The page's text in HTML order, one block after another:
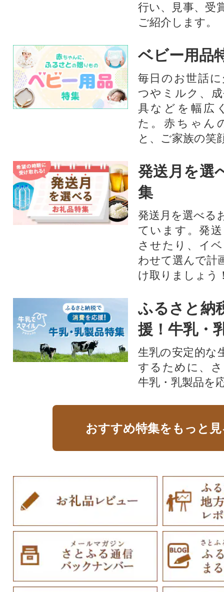
行い、見事、受
ご紹介します。
ベビー用品
毎日のお世話
つやミルク、
具などを幅広
た。赤ちゃん
と、ご家族の笑
発送月を選
集
発送月を選べる
ています。発
させたり、イ
わせて選んで計
け取りましょう
ふるさと納
援！牛乳・
生乳の安定的な
するために、
牛乳・乳製品を
おすすめ特集をもっと